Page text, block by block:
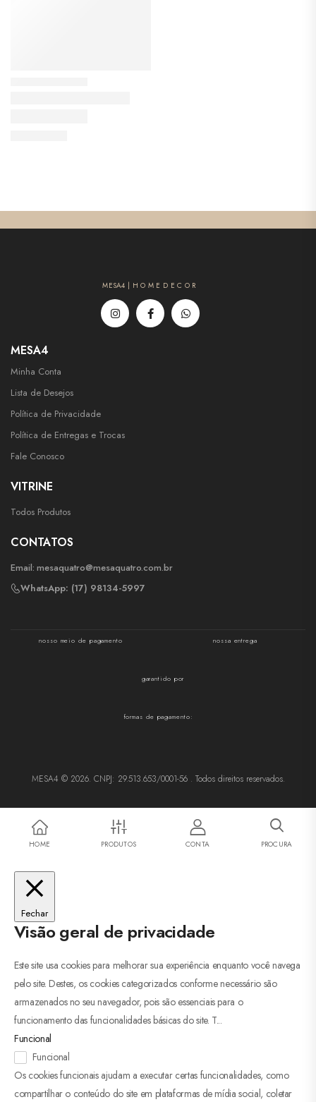
MESA4 | H O M E D E C O R
MESA4
Minha Conta
Lista de Desejos
Política de Privacidade
Política de Entregas e Trocas
Fale Conosco
VITRINE
Todos Produtos
CONTATOS
Email: mesaquatro@mesaquatro.com.br
WhatsApp: (17) 98134-5997
nosso meio de pagamento nossa entrega
garantido por
formas de pagamento:
MESA4 © 2026. CNPJ: 29.513.653/0001-56 . Todos direitos reservados.
HOME PRODUTOS CONTA PROCURA
Fechar
Visão geral de privacidade
Este site usa cookies para melhorar sua experiência enquanto você navega
pelo site. Destes, os cookies categorizados conforme necessário são
armazenados no seu navegador, pois são essenciais para o
funcionamento das funcionalidades básicas do site. T...
Funcional
Funcional
Os cookies funcionais ajudam a executar certas funcionalidades, como
compartilhar o conteúdo do site em plataformas de mídia social, coletar